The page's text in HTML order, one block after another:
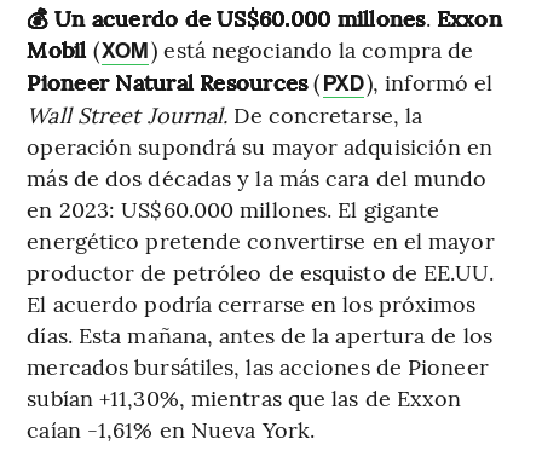
💰 Un acuerdo de US$60.000 millones. Exxon
Mobil (XOM) está negociando la compra de
Pioneer Natural Resources(PXD), informó el
Wall Street Journal. De concretarse, la
operación supondrá su mayor adquisición en
más de dos décadas y la más cara del mundo
en 2023: US$60.000 millones. El gigante
energético pretende convertirse en el mayor
productor de petróleo de esquisto de EE.UU.
El acuerdo podría cerrarse en los próximos
días. Esta mañana, antes de la apertura de los
mercados bursátiles, las acciones de Pioneer
subían +11,30%, mientras que las de Exxon
caían -1,61% en Nueva York.